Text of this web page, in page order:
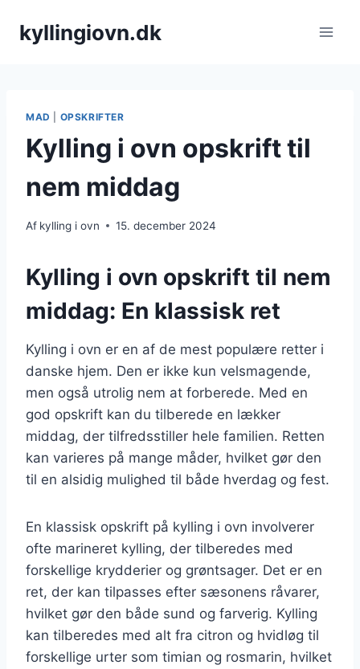
kyllingiovn.dk
MAD OPSKRIFTER
Kylling i ovn opskrift til
nem middag
Af kylling i ovn 15. december 2024
Kylling i ovn opskrift til nem
middag: En klassisk ret
Kylling i ovn er en af de mest populære retter i
danske hjem. Den er ikke kun velsmagende,
men også utrolig nem at forberede. Med en
god opskrift kan du tilberede en lækker
middag, der tilfredsstiller hele familien. Retten
kan varieres på mange måder, hvilket gør den
til en alsidig mulighed til både hverdag og fest.
En klassisk opskrift på kylling i ovn involverer
ofte marineret kylling, der tilberedes med
forskellige krydderier og grøntsager. Det er en
ret, der kan tilpasses efter sæsonens råvarer,
hvilket gør den både sund og farverig. Kylling
kan tilberedes med alt fra citron og hvidløg til
forskellige urter som timian og rosmarin, hvilket